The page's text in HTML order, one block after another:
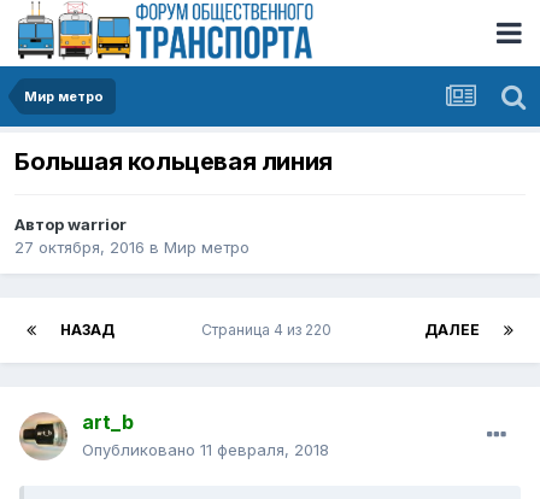
Мир метро
Большая кольцевая линия
Авторwarrior
27 октября, 2016 в Мир метро
НАЗАД ДАЛЕЕ
Страница 4 из 220
art_b
Опубликовано 11 февраля, 2018